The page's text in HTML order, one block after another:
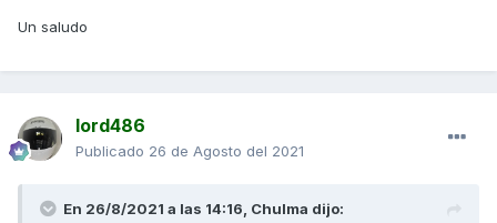
Un saludo
lord486
Publicado 26 de Agosto del 2021
En 26/8/2021 a las 14:16, Chulma dijo: